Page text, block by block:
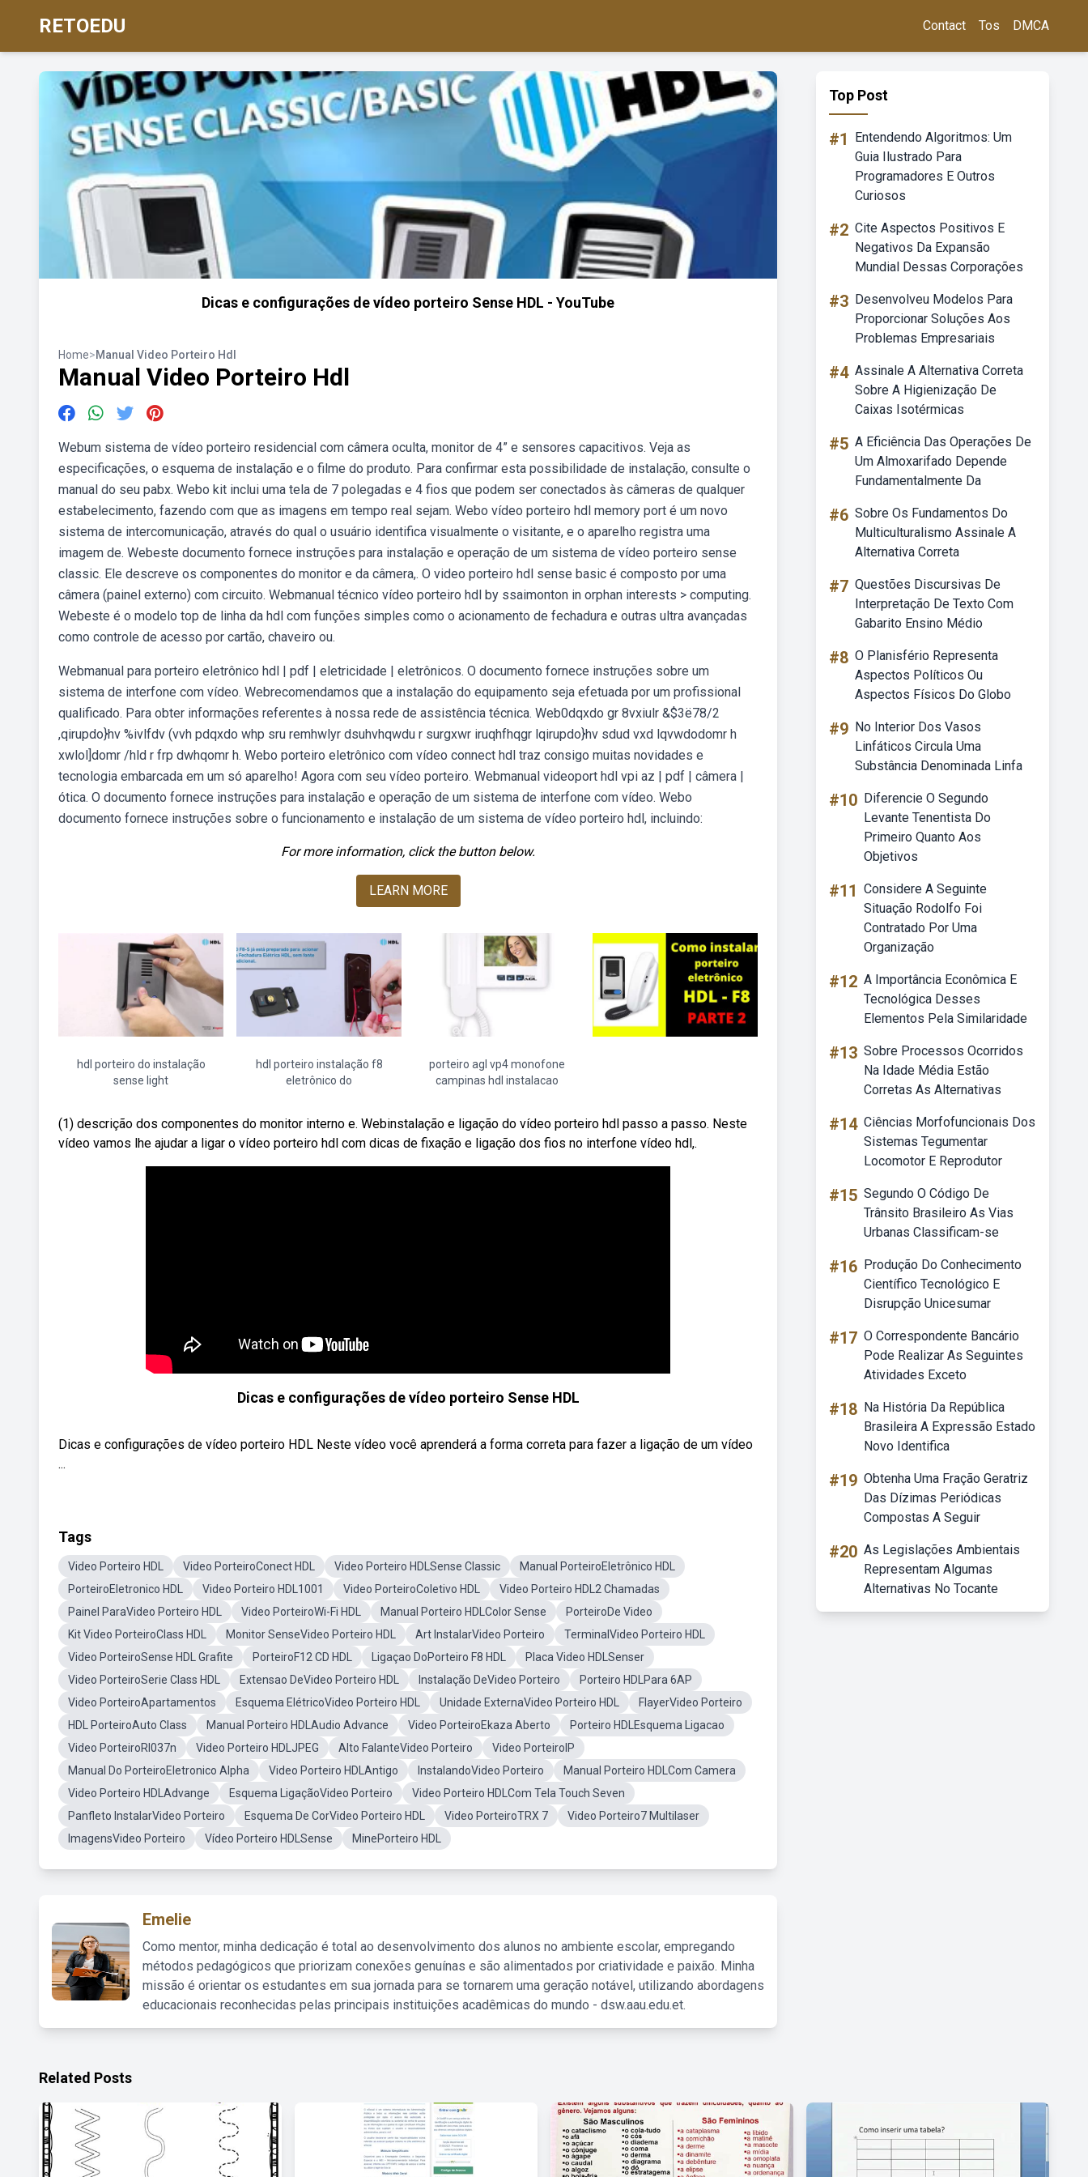
RETOEDU Contact Tos DMCA
Dicas e configurações de vídeo porteiro Sense HDL - YouTube
Home>Manual Video Porteiro Hdl
Manual Video Porteiro Hdl
Webum sistema de vídeo porteiro residencial com câmera oculta, monitor de 4” e sensores capacitivos. Veja as
especificações, o esquema de instalação e o filme do produto. Para confirmar esta possibilidade de instalação, consulte o
manual do seu pabx. Webo kit inclui uma tela de 7 polegadas e 4 fios que podem ser conectados às câmeras de qualquer
estabelecimento, fazendo com que as imagens em tempo real sejam. Webo vídeo porteiro hdl memory port é um novo
sistema de intercomunicação, através do qual o usuário identifica visualmente o visitante, e o aparelho registra uma
imagem de. Webeste documento fornece instruções para instalação e operação de um sistema de vídeo porteiro sense
classic. Ele descreve os componentes do monitor e da câmera,. O video porteiro hdl sense basic é composto por uma
câmera (painel externo) com circuito. Webmanual técnico vídeo porteiro hdl by ssaimonton in orphan interests > computing.
Webeste é o modelo top de linha da hdl com funções simples como o acionamento de fechadura e outras ultra avançadas
como controle de acesso por cartão, chaveiro ou.
Webmanual para porteiro eletrônico hdl | pdf | eletricidade | eletrônicos. O documento fornece instruções sobre um
sistema de interfone com vídeo. Webrecomendamos que a instalação do equipamento seja efetuada por um profissional
qualificado. Para obter informações referentes à nossa rede de assistência técnica. Web0dqxdo gr 8vxiulr &$3ë78/2
,qirupdo}hv %ivlfdv (vvh pdqxdo whp sru remhwlyr dsuhvhqwdu r surgxwr iruqhfhqgr lqirupdo}hv sdud vxd lqvwdodomr h
xwlol]domr /hld r frp dwhqomr h. Webo porteiro eletrônico com vídeo connect hdl traz consigo muitas novidades e
tecnologia embarcada em um só aparelho! Agora com seu vídeo porteiro. Webmanual videoport hdl vpi az | pdf | câmera |
ótica. O documento fornece instruções para instalação e operação de um sistema de interfone com vídeo. Webo
documento fornece instruções sobre o funcionamento e instalação de um sistema de vídeo porteiro hdl, incluindo:
For more information, click the button below.
LEARN MORE
hdl porteiro do instalação
sense light
hdl porteiro instalação f8
eletrônico do
porteiro agl vp4 monofone
campinas hdl instalacao
(1) descrição dos componentes do monitor interno e. Webinstalação e ligação do vídeo porteiro hdl passo a passo. Neste
vídeo vamos lhe ajudar a ligar o vídeo porteiro hdl com dicas de fixação e ligação dos fios no interfone vídeo hdl,.
Dicas e configurações de vídeo porteiro Sense HDL
Dicas e configurações de vídeo porteiro HDL Neste vídeo você aprenderá a forma correta para fazer a ligação de um vídeo
...
Tags
Video Porteiro HDL Video PorteiroConect HDL Video Porteiro HDLSense Classic
Manual PorteiroEletrônico HDL
PorteiroEletronico HDL
Video Porteiro HDL1001 Video PorteiroColetivo HDL
Video Porteiro HDL2 Chamadas
Painel ParaVideo Porteiro HDL
Video PorteiroWi-Fi HDL Manual Porteiro HDLColor Sense
PorteiroDe Video
Kit Video PorteiroClass HDL
Monitor SenseVideo Porteiro HDL Art InstalarVideo Porteiro
TerminalVideo Porteiro HDL
Video PorteiroSense HDL Grafite
PorteiroF12 CD HDL Ligaçao DoPorteiro F8 HDL
Placa Video HDLSenser
Video PorteiroSerie Class HDL
Extensao DeVideo Porteiro HDL Instalação DeVideo Porteiro
Porteiro HDLPara 6AP
Video PorteiroApartamentos
Esquema ElétricoVideo Porteiro HDL Unidade ExternaVideo Porteiro HDL
FlayerVideo Porteiro
HDL PorteiroAuto Class
Manual Porteiro HDLAudio Advance Video PorteiroEkaza Aberto
Porteiro HDLEsquema Ligacao
Video PorteiroRl037n
Video Porteiro HDLJPEG Alto FalanteVideo Porteiro
Video PorteiroIP
Manual Do PorteiroEletronico Alpha
Video Porteiro HDLAntigo InstalandoVideo Porteiro
Manual Porteiro HDLCom Camera
Video Porteiro HDLAdvange
Esquema LigaçãoVideo Porteiro
Video Porteiro HDLCom Tela Touch Seven
Panfleto InstalarVideo Porteiro
Esquema De CorVideo Porteiro HDL Video PorteiroTRX 7
Video Porteiro7 Multilaser
ImagensVideo Porteiro
Vídeo Porteiro HDLSense MinePorteiro HDL
Emelie
Como mentor, minha dedicação é total ao desenvolvimento dos alunos no ambiente escolar, empregando
métodos pedagógicos que priorizam conexões genuínas e são alimentados por criatividade e paixão. Minha
missão é orientar os estudantes em sua jornada para se tornarem uma geração notável, utilizando abordagens
educacionais reconhecidas pelas principais instituições acadêmicas do mundo - dsw.aau.edu.et.
Top Post
#1
Entendendo Algoritmos: Um
Guia Ilustrado Para
Programadores E Outros
Curiosos
#2 Cite Aspectos Positivos E
Negativos Da Expansão
Mundial Dessas Corporações
#3 Desenvolveu Modelos Para
Proporcionar Soluções Aos
Problemas Empresariais
#4 Assinale A Alternativa Correta
Sobre A Higienização De
Caixas Isotérmicas
#5 A Eficiência Das Operações De
Um Almoxarifado Depende
Fundamentalmente Da
#6 Sobre Os Fundamentos Do
Multiculturalismo Assinale A
Alternativa Correta
#7 Questões Discursivas De
Interpretação De Texto Com
Gabarito Ensino Médio
#8 O Planisfério Representa
Aspectos Políticos Ou
Aspectos Físicos Do Globo
#9 No Interior Dos Vasos
Linfáticos Circula Uma
Substância Denominada Linfa
#10 Diferencie O Segundo
Levante Tenentista Do
Primeiro Quanto Aos
Objetivos
#11 Considere A Seguinte
Situação Rodolfo Foi
Contratado Por Uma
Organização
#12 A Importância Econômica E
Tecnológica Desses
Elementos Pela Similaridade
#13 Sobre Processos Ocorridos
Na Idade Média Estão
Corretas As Alternativas
#14 Ciências Morfofuncionais Dos
Sistemas Tegumentar
Locomotor E Reprodutor
#15 Segundo O Código De
Trânsito Brasileiro As Vias
Urbanas Classificam-se
#16 Produção Do Conhecimento
Científico Tecnológico E
Disrupção Unicesumar
#17 O Correspondente Bancário
Pode Realizar As Seguintes
Atividades Exceto
#18 Na História Da República
Brasileira A Expressão Estado
Novo Identifica
#19 Obtenha Uma Fração Geratriz
Das Dízimas Periódicas
Compostas A Seguir
#20 As Legislações Ambientais
Representam Algumas
Alternativas No Tocante
Related Posts